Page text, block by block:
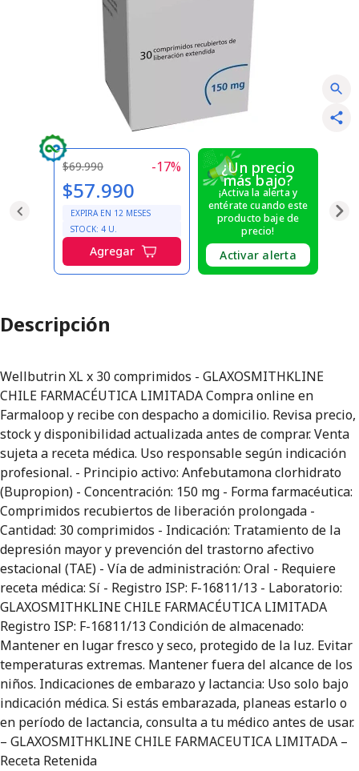
$69.990 -17%
$57.990
EXPIRA EN 12 MESES
STOCK: 4 U.
Agregar
¿Un precio
más bajo?
¡Activa la alerta y
entérate cuando este
producto baje de
precio!
Activar alerta
Descripción
Wellbutrin XL x 30 comprimidos - GLAXOSMITHKLINE
CHILE FARMACÉUTICA LIMITADA Compra online en
Farmaloop y recibe con despacho a domicilio. Revisa precio,
stock y disponibilidad actualizada antes de comprar. Venta
sujeta a receta médica. Uso responsable según indicación
profesional. - Principio activo: Anfebutamona clorhidrato
(Bupropion) - Concentración: 150 mg - Forma farmacéutica:
Comprimidos recubiertos de liberación prolongada -
Cantidad: 30 comprimidos - Indicación: Tratamiento de la
depresión mayor y prevención del trastorno afectivo
estacional (TAE) - Vía de administración: Oral - Requiere
receta médica: Sí - Registro ISP: F-16811/13 - Laboratorio:
GLAXOSMITHKLINE CHILE FARMACÉUTICA LIMITADA
Registro ISP: F-16811/13 Condición de almacenado:
Mantener en lugar fresco y seco, protegido de la luz. Evitar
temperaturas extremas. Mantener fuera del alcance de los
niños. Indicaciones de embarazo y lactancia: Uso solo bajo
indicación médica. Si estás embarazada, planeas estarlo o
en período de lactancia, consulta a tu médico antes de usar.
– GLAXOSMITHKLINE CHILE FARMACEUTICA LIMITADA –
Receta Retenida